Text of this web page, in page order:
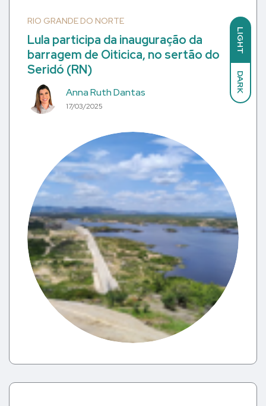
LIGHT
DARK
RIO GRANDE DO NORTE
Lula participa da inauguração da
barragem de Oiticica, no sertão do
Seridó (RN)
Anna Ruth Dantas
17/03/2025